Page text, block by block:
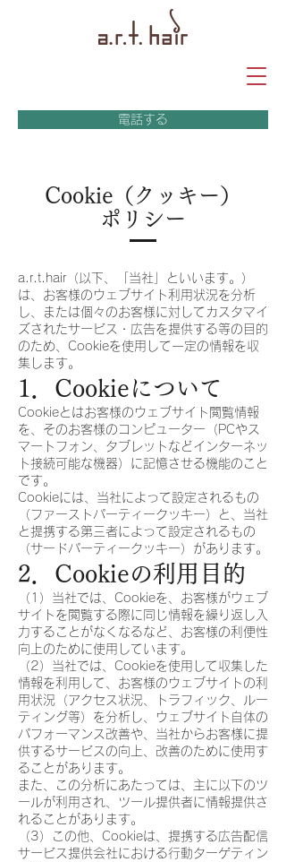
電話する
Cookie（クッキー）
ポリシー
a.r.t.hair（以下、「当社」といいます。）
は、お客様のウェブサイト利用状況を分析
し、または個々のお客様に対してカスタマイ
ズされたサービス・広告を提供する等の目的
のため、Cookieを使用して一定の情報を収
集します。
1．Cookieについて
Cookieとはお客様のウェブサイト閲覧情報
を、そのお客様のコンピューター（PCやス
マートフォン、タブレットなどインターネッ
ト接続可能な機器）に記憶させる機能のこと
です。
Cookieには、当社によって設定されるもの
（ファーストパーティークッキー）と、当社
と提携する第三者によって設定されるもの
（サードパーティークッキー）があります。
2．Cookieの利用目的
（1）当社では、Cookieを、お客様がウェブ
サイトを閲覧する際に同じ情報を繰り返し入
力することがなくなるなど、お客様の利便性
向上のために使用しています。
（2）当社では、Cookieを使用して収集した
情報を利用して、お客様のウェブサイトの利
用状況（アクセス状況、トラフィック、ルー
ティング等）を分析し、ウェブサイト自体の
パフォーマンス改善や、当社からお客様に提
供するサービスの向上、改善のために使用す
ることがあります。
また、この分析にあたっては、主に以下のツ
ールが利用され、ツール提供者に情報提供さ
れることがあります。
（3）この他、Cookieは、提携する広告配信
サービス提供会社における行動ターゲティン